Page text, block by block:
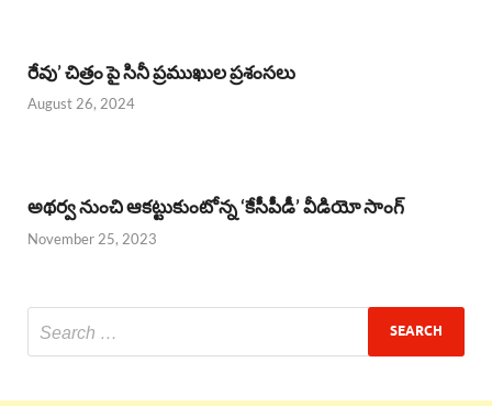
రేవు’ చిత్రం పై సినీ ప్రముఖుల ప్రశంసలు
August 26, 2024
అథర్వ నుంచి ఆకట్టుకుంటోన్న ‘కేసీపీడీ’ వీడియో సాంగ్
November 25, 2023